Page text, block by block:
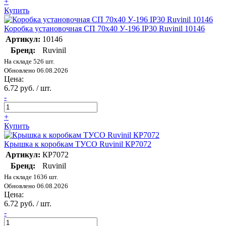
Купить
Коробка установочная СП 70х40 У-196 IP30 Ruvinil 10146
Артикул: 10146
Бренд:
Ruvinil
На складе 526 шт.
Обновлено 06.08.2026
Цена:
6.72 руб. / шт.
-
+
Купить
Крышка к коробкам ТУСО Ruvinil КР7072
Артикул: КР7072
Бренд:
Ruvinil
На складе 1636 шт.
Обновлено 06.08.2026
Цена:
6.72 руб. / шт.
-